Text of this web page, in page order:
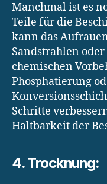
Manchmal ist es
Teile für die
kann das
Sandstrahlen
chemischen
Phosphatierung
Schritte
Haltbarkeit der
4. Trocknung: